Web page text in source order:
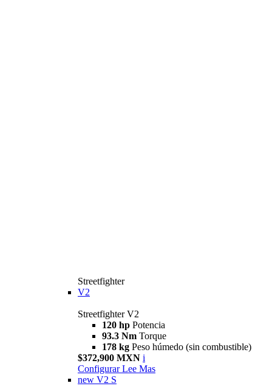
Streetfighter
V2
Streetfighter V2
120 hp Potencia
93.3 Nm Torque
178 kg Peso húmedo (sin combustible)
$372,900 MXN i
Configurar Lee Mas
new V2 S